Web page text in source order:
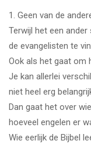
1. Geen van de
Terwijl het een
de evangelisten te
Ook als het gaat om
Je kan allerlei
niet heel erg
Dan gaat het over
hoeveel engelen er
Wie eerlijk de Bijbel